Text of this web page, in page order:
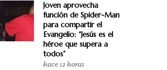
Joven aprovecha
función de Spider-Man
para compartir el
Evangelio: “Jesús es el
héroe que supera a
todos”
hace 12 horas